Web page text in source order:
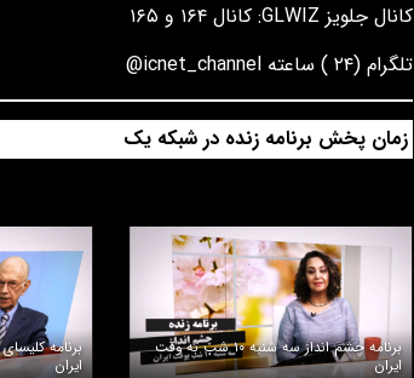
کانال جلویز GLWIZ: کانال ۱۶۴ و ۱۶۵
تلگرام (۲۴ ) ساعته icnet_channel@
زمان پخش برنامه زنده در شبکه یک
ایران
برنامه چشم انداز سه شنبه ۱۰ شب به وقت
ایران